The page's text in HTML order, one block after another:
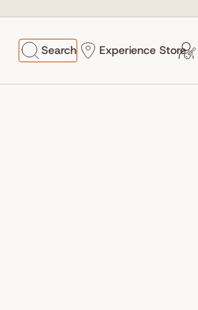
Search Experience Store